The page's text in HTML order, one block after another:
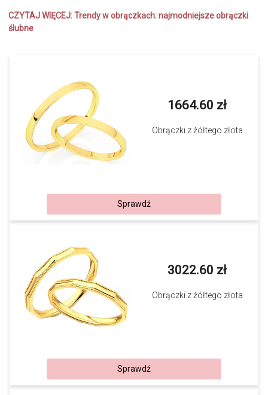
CZYTAJ WIĘCEJ:Trendy w obrączkach: najmodniejsze obrączki
ślubne
1664.60 zł
Obrączki z żółtego złota
Sprawdź
3022.60 zł
Obrączki z żółtego złota
Sprawdź